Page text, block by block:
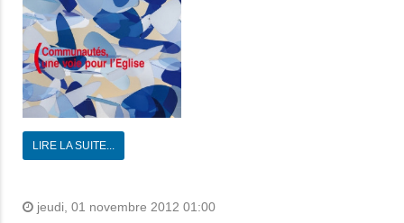
LIRE LA SUITE...
jeudi, 01 novembre 2012 01:00